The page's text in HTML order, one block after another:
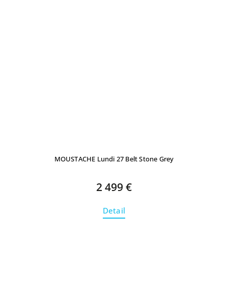
MOUSTACHE Lundi 27 Belt Stone Grey
2 499 €
Detail